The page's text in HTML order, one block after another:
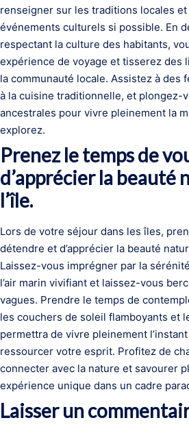
renseigner sur les traditions locales
événements culturels si possible. En
respectant la culture des habitants,
expérience de voyage et tisserez des
la communauté locale. Assistez à des
à la cuisine traditionnelle, et plongez-
ancestrales pour vivre pleinement la
explorez.
Prenez le temps de
d’apprécier la beauté
l’île.
Lors de votre séjour dans les îles,
détendre et d’apprécier la beauté
Laissez-vous imprégner par la
l’air marin vivifiant et laissez-vous
vagues. Prendre le temps de
les couchers de soleil flamboyants et
permettra de vivre pleinement
ressourcer votre esprit. Profitez de
connecter avec la nature et savourer
expérience unique dans un cadre
Laisser un